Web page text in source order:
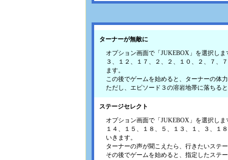
ターナーが無敵に
オプション画面で「JUKEBOX」を選択しま
３、１２、１７、２、２、１０、２、７、
ます。
この後でゲームを始めると、ターナーの体
ただし、エピソード３の溶岩地帯に落ちる
ステージセレクト
オプション画面で「JUKEBOX」を選択しま
１４、１５、１８、５、１３、１、３、１
いきます。
ターナーの声が聞こえたら、行きたいステ
その後でゲームを始めると、指定したステ